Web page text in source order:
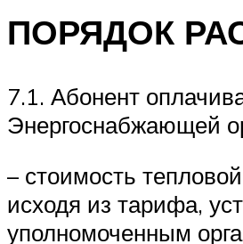
ПОРЯДОК
7.1. Абонент
Энергоснабжающей
– стоимость
исходя из тарифа,
уполномоченным